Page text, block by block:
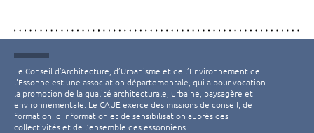
Le Conseil d’Architecture, d’Urbanisme et de l’Environnement de
l'Essonne est une association départementale, qui a pour vocation
la promotion de la qualité architecturale, urbaine, paysagère et
environnementale. Le CAUE exerce des missions de conseil, de
formation, d'information et de sensibilisation auprès des
collectivités et de l’ensemble des essonniens.